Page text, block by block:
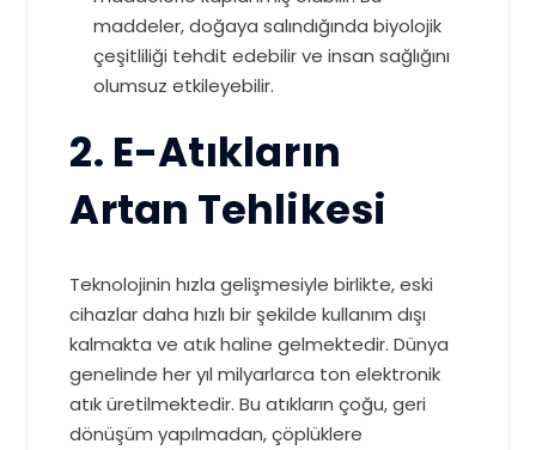
maddeler, doğaya salındığında biyolojik
çeşitliliği tehdit edebilir ve insan sağlığını
olumsuz etkileyebilir.
2. E-Atıkların
Artan Tehlikesi
Teknolojinin hızla gelişmesiyle birlikte, eski
cihazlar daha hızlı bir şekilde kullanım dışı
kalmakta ve atık haline gelmektedir. Dünya
genelinde her yıl milyarlarca ton elektronik
atık üretilmektedir. Bu atıkların çoğu, geri
dönüşüm yapılmadan, çöplüklere